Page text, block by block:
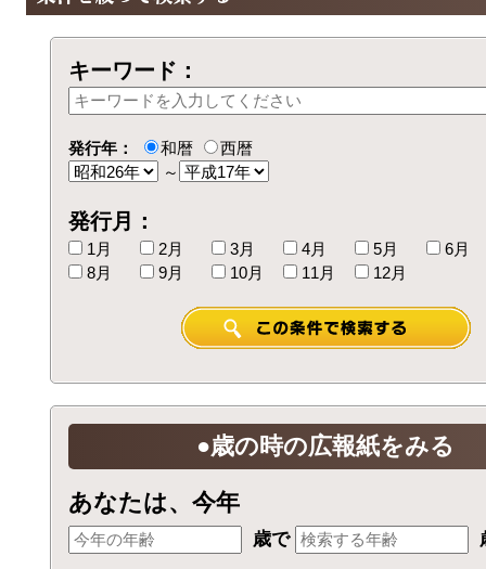
キーワード：
発行年： 和暦
西暦
～
発行月：
1月 2月 3月 4月 5月
6月
8月
9月 10月 11月 12月
●歳の時の広報紙をみる
あなたは、今年
歳で